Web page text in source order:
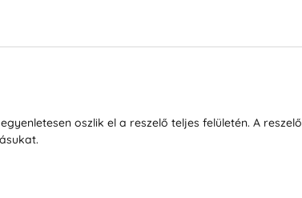
oszlik el a reszelő teljes felületén. A reszelő